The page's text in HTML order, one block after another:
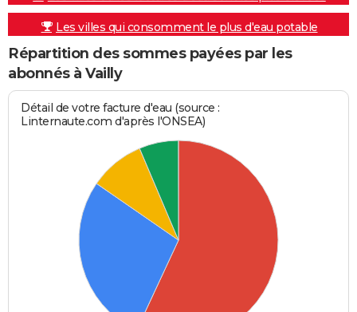
Les villes qui consomment le plus d'eau potable
Répartition des sommes payées par les
abonnés à Vailly
Détail de votre facture d'eau (source :
Linternaute.com d'après l'ONSEA)